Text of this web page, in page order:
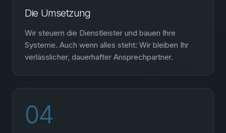
Die Umsetzung
Wir steuern die Dienstleister und bauen Ihre
Systeme. Auch wenn alles steht: Wir bleiben Ihr
verlässlicher, dauerhafter Ansprechpartner.
04